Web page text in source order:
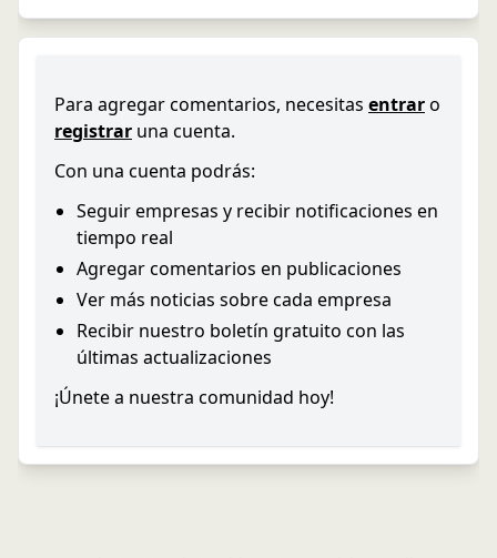
Para agregar comentarios, necesitas entraro
registrar una cuenta.
Con una cuenta podrás:
Seguir empresas y recibir notificaciones en
tiempo real
Agregar comentarios en publicaciones
Ver más noticias sobre cada empresa
Recibir nuestro boletín gratuito con las
últimas actualizaciones
¡Únete a nuestra comunidad hoy!